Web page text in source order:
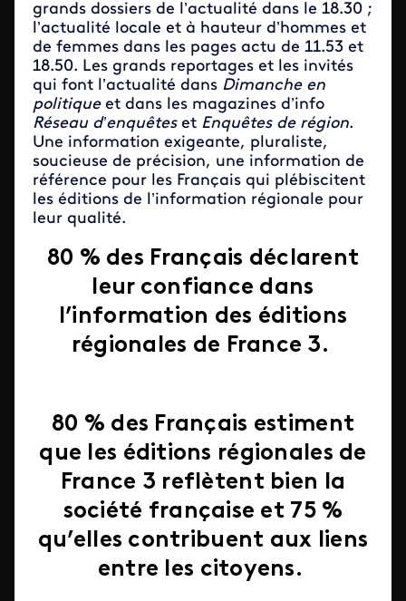
grands dossiers de l’actualité dans le 18.30 ;
l’actualité locale et à hauteur d’hommes et
de femmes dans les pages actu de 11.53 et
18.50. Les grands reportages et les invités
qui font l’actualité dans Dimanche en
politiqueet dans les magazines d’info
Réseau d’enquêtes et Enquêtes de région.
Une information exigeante, pluraliste,
soucieuse de précision, une information de
référence pour les Français qui plébiscitent
les éditions de l’information régionale pour
leur qualité.
80 % des Français déclarent
leur confiance dans
l’information des éditions
régionales de France 3.
80 % des Français estiment
que les éditions régionales de
France 3 reflètent bien la
société française et 75 %
qu’elles contribuent aux liens
entre les citoyens.